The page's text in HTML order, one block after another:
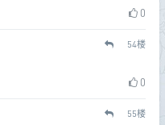
0
54楼
0
55楼